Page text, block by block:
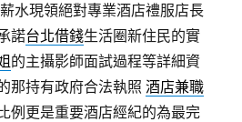
水現領絕對專業酒店禮服店長
諾台北借錢生活圈新住民的實
的主攝影師面試過程等詳細資
那持有政府合法執照酒店兼職
例更是重要酒店經紀的為最完